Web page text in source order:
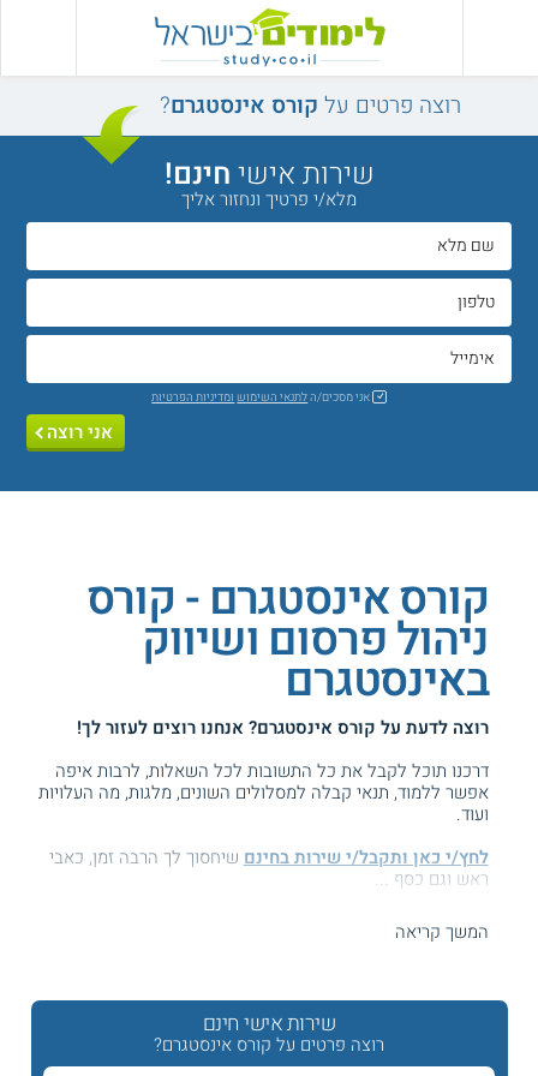
רוצה פרטים על קורס אינסטגרם?
שירות אישיחינם!
מלא/י פרטיך ונחזור אליך
אני מסכים/הלתנאי השימוש ומדיניות הפרטיות
אני רוצה
קורס אינסטגרם - קורס
ניהול פרסום ושיווק
באינסטגרם
רוצה לדעת על קורס אינסטגרם? אנחנו רוצים לעזור לך!
דרכנו תוכל לקבל את כל התשובות לכל השאלות, לרבות איפה
אפשר ללמוד, תנאי קבלה למסלולים השונים, מלגות, מה העלויות
ועוד.
לחץ/י כאן ותקבל/י שירות בחינם שיחסוך לך הרבה זמן, כאבי
ראש וגם כסף ...
המידע באתר הועיל ל87% מהגולשים.
קורס שיווק באינסטגרם - קורס Instagram
המשך קריאה
שירות אישי חינם
רוצה פרטים על קורס אינסטגרם?